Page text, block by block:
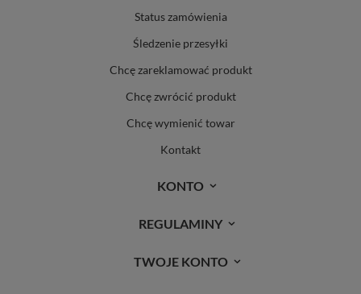
Status zamówienia
Śledzenie przesyłki
Chcę zareklamować produkt
Chcę zwrócić produkt
Chcę wymienić towar
Kontakt
KONTO
REGULAMINY
TWOJE KONTO